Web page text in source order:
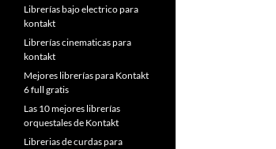
Librerías bajo electrico para
kontakt
Librerías cinematicas para
kontakt
Mejores librerías para Kontakt
6 full gratis
Las 10 mejores librerías
orquestales de Kontakt
Librerias de curdas para